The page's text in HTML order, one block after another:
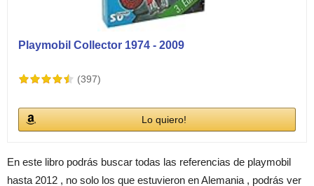
Playmobil Collector 1974 - 2009
(397)
Lo quiero!
En este libro podrás buscar todas las referencias de playmobil
hasta 2012 , no solo los que estuvieron en Alemania , podrás ver